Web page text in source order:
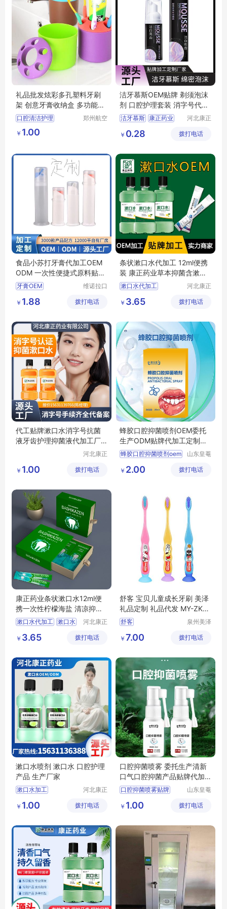
礼品批发炫彩多孔塑料牙刷
架 创意牙膏收纳盒 多功能桌
面笔筒
口腔清洁护理
多功能桌面笔筒
郑州航空
￥ 1.00
洁牙慕斯OEM贴牌 剃须泡沫
剂 口腔护理套装 消字号代加
工厂 康正药业
洁牙慕斯 康正药业
洁牙慕斯贴牌
河北康正
公司
￥ 0.28 拨打电话
食品小苏打牙膏代加工OEM
ODM 一次性便捷式原料贴牌
厂家定制代工
牙膏OEM
牙膏一件代发
贴牌代工
维诺拉口
(广州)有
￥ 1.88 拨打电话
条状漱口水代加工 12ml便携
装 康正药业草本抑菌含漱液o
em贴牌
漱口水代加工
康正药业
漱口水
河北康正
公司
￥ 3.65 拨打电话
代工贴牌漱口水消字号抗菌
液牙齿护理抑菌液代加工厂
河北康正
公司
￥ 1.00 拨打电话
蜂胶口腔抑菌喷剂OEM委托
生产ODM贴牌代加工定制出
口外贸清洁喷剂
蜂胶口腔抑菌喷剂oem
清洁喷剂贴牌加工
山东皇菴
限公司
￥ 2.00 拨打电话
康正药业条状漱口水12ml便
携一次性柠檬海盐 清凉抑菌
含漱液OEM
漱口水代加工 漱口水
清凉抑菌含漱液
河北康正
公司
￥ 3.65 拨打电话
舒客 宝贝儿童成长牙刷 美泽
礼品定制 礼品代发 MY-ZKY
C-L5-11
舒客
美泽 礼品代发
泉州美泽
公司
￥ 7.00 拨打电话
漱口水喷剂 漱口水 口腔护理
产品 生产厂家
漱口水加工
喷剂生产厂家
河北康正
公司
￥ 1.00 拨打电话
口腔抑菌喷雾 委托生产清新
口气口腔抑菌产品贴牌代加
工出口外贸
口腔抑菌喷雾贴牌
口腔抑菌喷雾委托生产
山东皇菴
限公司
￥ 1.00 拨打电话